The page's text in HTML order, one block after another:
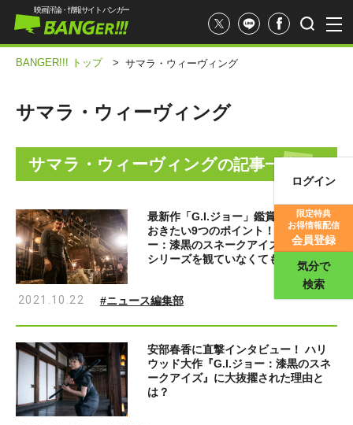
映画評価
映画評論・情報サイト バンガー
ログイン
限定特典
お得情報配信
会員登録
気分で
検索
BANGER!!! トップ > サマラ・ウィーヴィング
サマラ・ウィーヴィング
サマラ・ウィーヴィングの記事一覧
最新作「G.I.ジョー」鑑賞前に知って
おきたい9つのポイント！『G.I.ジョ
ー：漆黒のスネークアイズ』は、過去
シリーズを観ていなくても楽しめる!?
2021.10.22 #ニュース編集部
安部春香に直撃インタビュー！ ハリ
ウッド大作『G.I.ジョー：漆黒のスネ
ークアイズ』に大抜擢された理由と
は？